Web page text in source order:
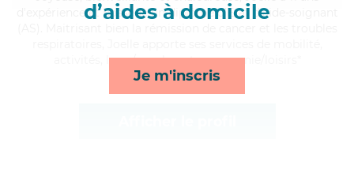
d’aides à domicile
Je m'inscris
d'expérience et possède un diplôme d'Etat d'aide-soignant
activités, lever/coucher et compagnie/loisirs*